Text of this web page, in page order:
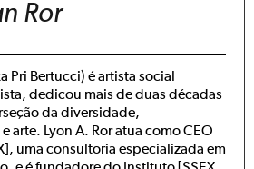
Ror
Pri Bertucci) é artista social
dedicou mais de duas décadas
da diversidade,
arte. Lyon A. Ror atua como CEO
uma consultoria especializada em